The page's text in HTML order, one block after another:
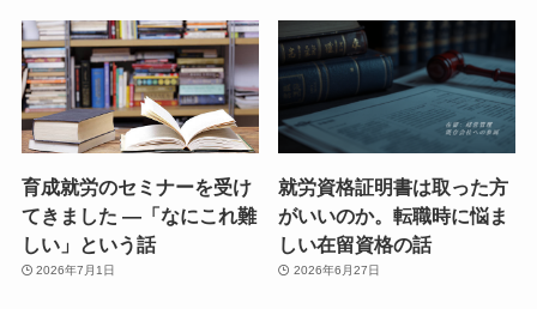
育成就労のセミナーを受け
てきました ―「なにこれ難
しい」という話
2026年7月1日
就労資格証明書は取った方
がいいのか。転職時に悩ま
しい在留資格の話
2026年6月27日